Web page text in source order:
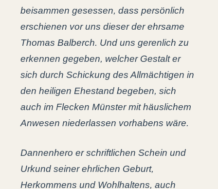
beisammen gesessen, dass persönlich
erschienen vor uns dieser der ehrsame
Thomas Balberch. Und uns gerenlich zu
erkennen gegeben, welcher Gestalt er
sich durch Schickung des Allmächtigen in
den heiligen Ehestand begeben, sich
auch im Flecken Münster mit häuslichem
Anwesen niederlassen vorhabens wäre.
Dannenhero er schriftlichen Schein und
Urkund seiner ehrlichen Geburt,
Herkommens und Wohlhaltens, auch